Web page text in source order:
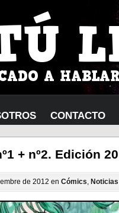
CONTACTO
+ nº2. Edición
de 2012 en Cómics, Noticias